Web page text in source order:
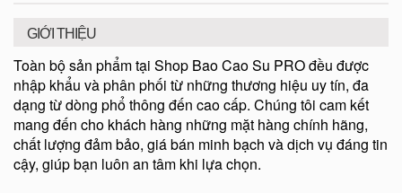
GIỚI THIỆU
Toàn bộ sản phẩm tại Shop Bao Cao Su PRO đều được
nhập khẩu và phân phối từ những thương hiệu uy tín, đa
dạng từ dòng phổ thông đến cao cấp. Chúng tôi cam kết
mang đến cho khách hàng những mặt hàng chính hãng,
chất lượng đảm bảo, giá bán minh bạch và dịch vụ đáng tin
cậy, giúp bạn luôn an tâm khi lựa chọn.